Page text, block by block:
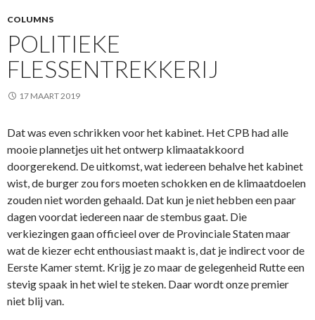
COLUMNS
POLITIEKE
FLESSENTREKKERIJ
17 MAART 2019
Dat was even schrikken voor het kabinet. Het CPB had alle
mooie plannetjes uit het ontwerp klimaatakkoord
doorgerekend. De uitkomst, wat iedereen behalve het kabinet
wist, de burger zou fors moeten schokken en de klimaatdoelen
zouden niet worden gehaald. Dat kun je niet hebben een paar
dagen voordat iedereen naar de stembus gaat. Die
verkiezingen gaan officieel over de Provinciale Staten maar
wat de kiezer echt enthousiast maakt is, dat je indirect voor de
Eerste Kamer stemt. Krijg je zo maar de gelegenheid Rutte een
stevig spaak in het wiel te steken. Daar wordt onze premier
niet blij van.